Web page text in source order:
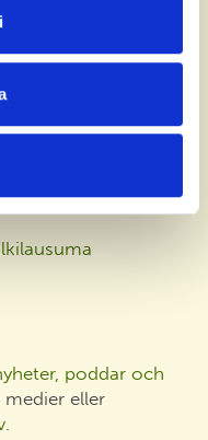
poddar och
medier eller